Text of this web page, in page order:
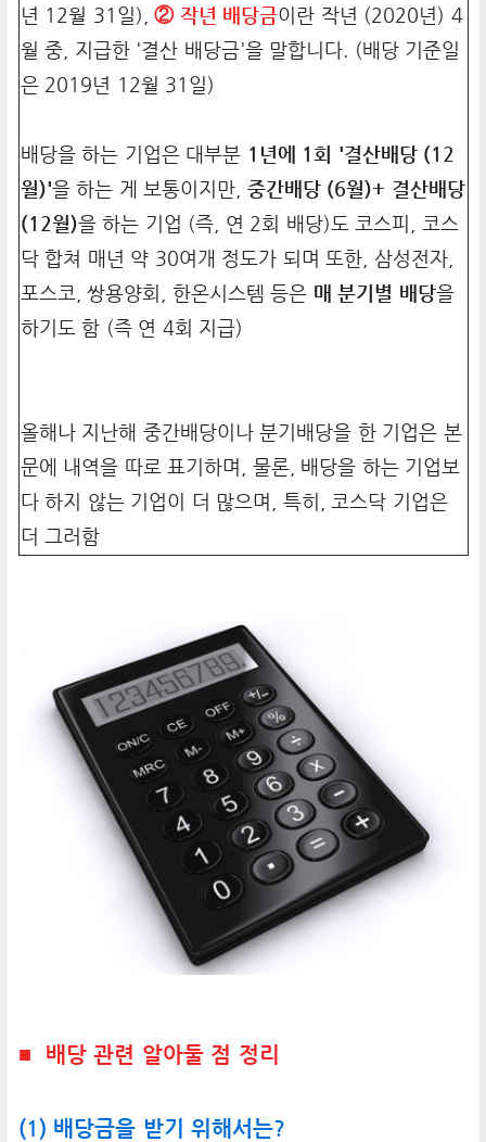
년 12월 31일), ② 작년 배당금이란 작년 (2020년) 4
월 중, 지급한 '결산 배당금'을 말합니다. (배당 기준일
은 2019년 12월 31일)
배당을 하는 기업은 대부분 1년에 1회 '결산배당 (12
월)'을 하는 게 보통이지만, 중간배당 (6월)+ 결산배당
(12월)을 하는 기업 (즉, 연 2회 배당)도 코스피, 코스
닥 합쳐 매년 약 30여개 정도가 되며 또한, 삼성전자,
포스코, 쌍용양회, 한온시스템 등은 매 분기별 배당을
하기도 함 (즉 연 4회 지급)
올해나 지난해 중간배당이나 분기배당을 한 기업은 본
문에 내역을 따로 표기하며, 물론, 배당을 하는 기업보
다 하지 않는 기업이 더 많으며, 특히, 코스닥 기업은
더 그러함
■ 배당 관련 알아둘 점 정리
(1) 배당금을 받기 위해서는?